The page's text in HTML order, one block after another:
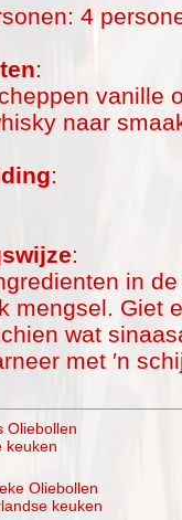
4
:
vanille
naar
:
:
in
mengsel. Giet
wat
met ′n
Oliebollen
keuken
Oliebollen
keuken